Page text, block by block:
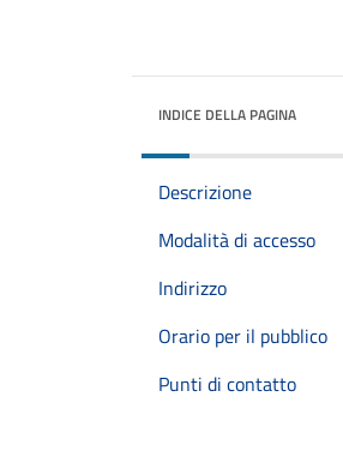
INDICE DELLA PAGINA
Descrizione
Modalità di accesso
Indirizzo
Orario per il pubblico
Punti di contatto